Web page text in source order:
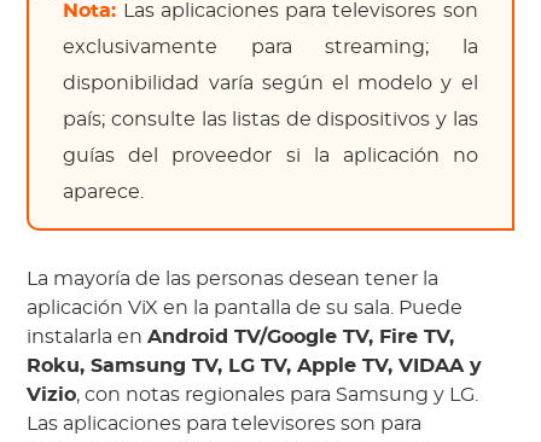
Nota: Las aplicaciones para televisores son
exclusivamente para streaming; la
disponibilidad varía según el modelo y el
país; consulte las listas de dispositivos y las
guías del proveedor si la aplicación no
aparece.
La mayoría de las personas desean tener la
aplicación ViX en la pantalla de su sala. Puede
instalarla enAndroid TV/Google TV, Fire TV,
Roku, Samsung TV, LG TV, Apple TV, VIDAA y
Vizio, con notas regionales para Samsung y LG.
Las aplicaciones para televisores son para